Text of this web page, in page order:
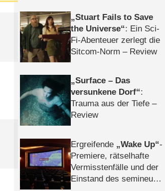
Stuart Fails to Save
the Universe : Ein Sci-
Fi-Abenteuer zerlegt die
Sitcom-Norm – Review
Surface – Das
versunkene Dorf :
Trauma aus der Tiefe –
Review
Ergreifende Wake Up -
Premiere, rätselhafte
Vermisstenfälle und der
Einstand des semineuen